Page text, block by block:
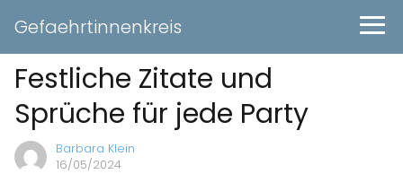
Gefaehrtinnenkreis
Festliche Zitate und
Sprüche für jede Party
Barbara Klein
16/05/2024